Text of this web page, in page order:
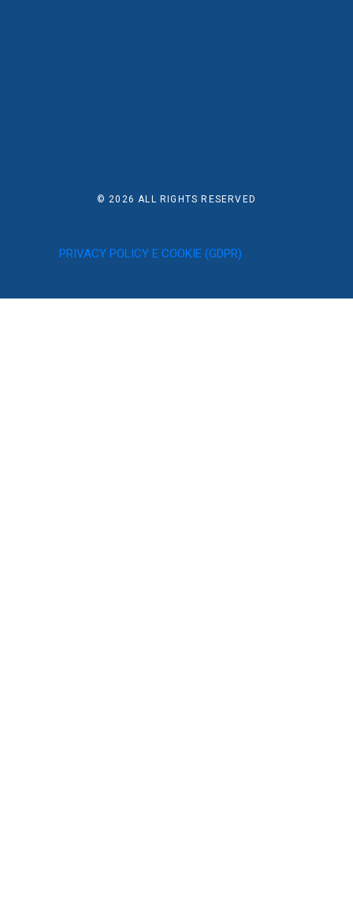
© 2026ALL RIGHTS RESERVED
PRIVACY POLICY E COOKIE (GDPR)